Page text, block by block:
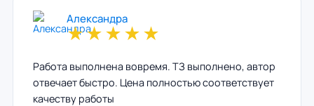
Александра
★★★★★
Работа выполнена вовремя. ТЗ выполнено, автор
отвечает быстро. Цена полностью соответствует
качеству работы